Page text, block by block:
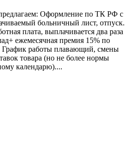
Оформление по ТК РФ с
больничный лист, отпуск.
плата, выплачивается два раза
ежемесячная премия 15% по
График работы плавающий, смены
товара (но не более нормы
календарю)....